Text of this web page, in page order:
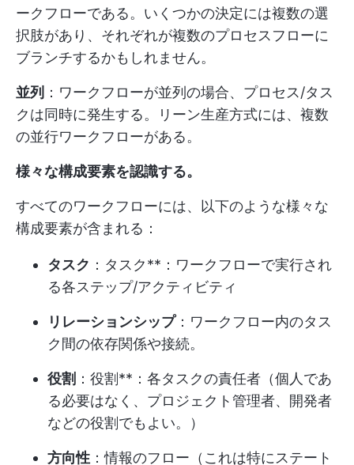
ークフローである。いくつかの決定には複数の選
択肢があり、それぞれが複数のプロセスフローに
ブランチするかもしれません。
並列 ：ワークフローが並列の場合、プロセス/タス
クは同時に発生する。リーン生産方式には、複数
の並行ワークフローがある。
様々な構成要素を認識する。
すべてのワークフローには、以下のような様々な
構成要素が含まれる：
タスク ：タスク**：ワークフローで実行され
る各ステップ/アクティビティ
リレーションシップ：ワークフロー内のタス
ク間の依存関係や接続。
役割 ：役割**：各タスクの責任者（個人であ
る必要はなく、プロジェクト管理者、開発者
などの役割でもよい。）
方向性 ：情報のフロー（これは特にステート